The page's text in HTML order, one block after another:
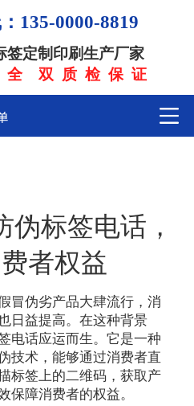
135-0000-8819
签定制印刷生产厂家
双 质 检 保 证
伪标签电话，
者权益
冒伪劣产品大肆流行，消
日益提高。在这种背景
电话应运而生。它是一种
技术，能够通过消费者直
标签上的二维码，获取产
保障消费者的权益。